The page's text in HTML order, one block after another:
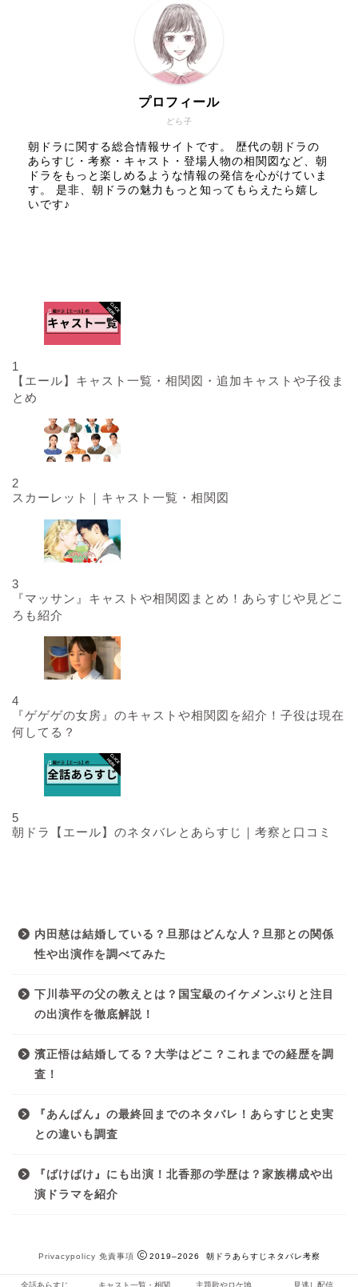
どら子
プロフィール
朝ドラに関する総合情報サイトです。 歴代の朝ドラの
あらすじ・考察・キャスト・登場人物の相関図など、朝
ドラをもっと楽しめるような情報の発信を心がけていま
す。 是非、朝ドラの魅力もっと知ってもらえたら嬉し
いです♪
1
【エール】キャスト一覧・相関図・追加キャストや子役ま
とめ
2
スカーレット｜キャスト一覧・相関図
3
『マッサン』キャストや相関図まとめ！あらすじや見どこ
ろも紹介
4
『ゲゲゲの女房』のキャストや相関図を紹介！子役は現在
何してる？
5
朝ドラ【エール】のネタバレとあらすじ｜考察と口コミ
内田慈は結婚している？旦那はどんな人？旦那との関係
性や出演作を調べてみた
下川恭平の父の教えとは？国宝級のイケメンぶりと注目
の出演作を徹底解説！
濱正悟は結婚してる？大学はどこ？これまでの経歴を調
査！
『あんぱん』の最終回までのネタバレ！あらすじと史実
との違いも調査
『ばけばけ』にも出演！北香那の学歴は？家族構成や出
演ドラマを紹介
Privacypolicy 免責事項 2019–2026 朝ドラあらすじネタバレ考察
全話あらすじ キャスト一覧・相関 主題歌やロケ地 見逃し配信